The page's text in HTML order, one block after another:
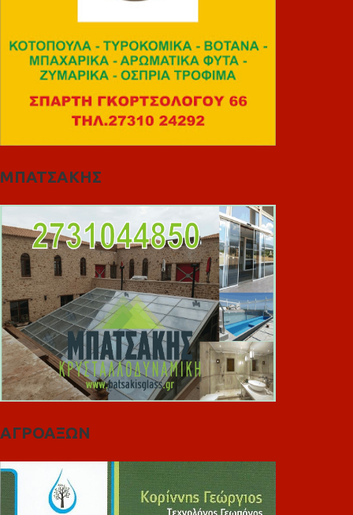
ΜΠΑΤΣΑΚΗΣ
ΑΓΡΟΑΞΩΝ